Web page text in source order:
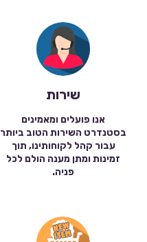
שירות
אנו פועלים ומאמינים
בסטנדרט השירות הטוב ביותר
עבור קהל לקוחותינו, תוך
זמינות ומתן מענה הולם לכל
פניה.